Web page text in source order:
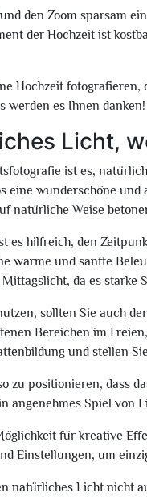
den Zoom sparsam
der Hochzeit ist
Hochzeit
werden es Ihnen danken!
Licht,
ist es,
eine wunderschöne
natürliche Weise
es hilfreich, den
warme und sanfte
da es starke
sollten Sie auch
Bereichen im
und stellen
zu positionieren, dass
angenehmes Spiel von
für kreative
Einstellungen, um
natürliches Licht nicht